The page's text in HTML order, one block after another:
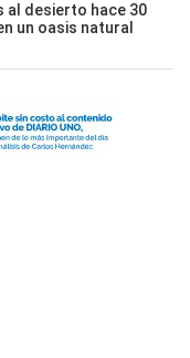
al desierto hace 30
un oasis natural